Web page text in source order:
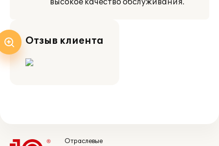
высокое качество обслуживания.
Отзыв клиента
Отраслевые